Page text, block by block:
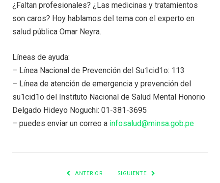
¿Faltan profesionales? ¿Las medicinas y tratamientos
son caros? Hoy hablamos del tema con el experto en
salud pública Omar Neyra.
Líneas de ayuda:
– Línea Nacional de Prevención del Su1cid1o: 113
– Línea de atención de emergencia y prevención del
su1cid1o del Instituto Nacional de Salud Mental Honorio
Delgado Hideyo Noguchi: 01-381-3695
– puedes enviar un correo a infosalud@minsa.gob.pe
ANTERIOR SIGUIENTE